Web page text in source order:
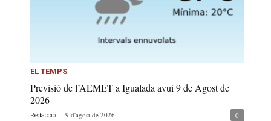
EL TEMPS
Previsió de l’AEMET a Igualada avui 9 de Agost de
2026
Redacció - 9 d'agost de 2026 0